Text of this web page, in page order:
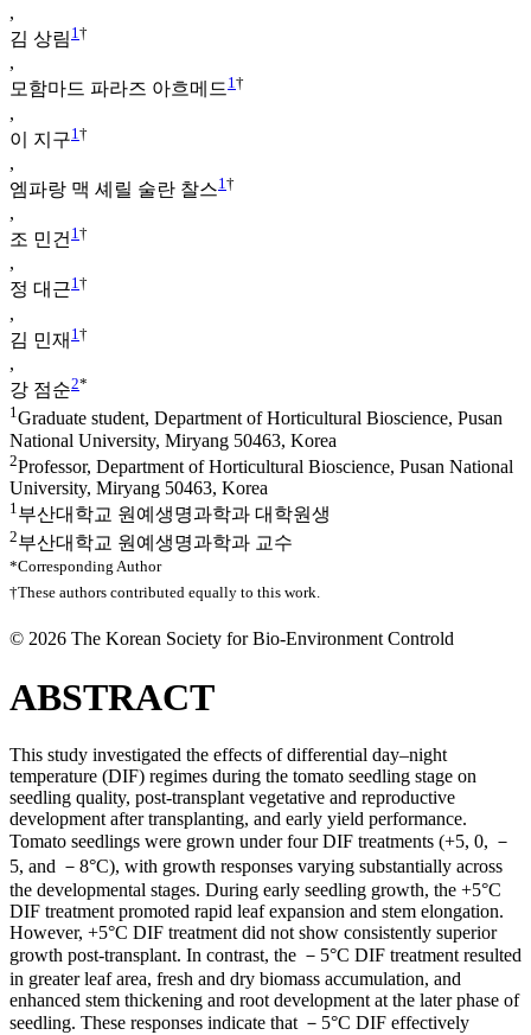
,
김 상림 1 †
,
모함마드 파라즈 아흐메드1†
,
이 지구1 †
,
엠파랑 맥 셰릴 술란 찰스1 †
,
조 민건 1†
,
정 대근1†
,
김 민재 1 †
,
강 점순2*
1Graduate student, Department of Horticultural Bioscience, Pusan
National University, Miryang 50463, Korea
2Professor, Department of Horticultural Bioscience, Pusan National
University, Miryang 50463, Korea
1부산대학교 원예생명과학과 대학원생
2부산대학교 원예생명과학과 교수
*Corresponding Author
†These authors contributed equally to this work.
© 2026 The Korean Society for Bio-Environment Controld
ABSTRACT
This study investigated the effects of differential day–night
temperature (DIF) regimes during the tomato seedling stage on
seedling quality, post-transplant vegetative and reproductive
development after transplanting, and early yield performance.
Tomato seedlings were grown under four DIF treatments (+5, 0, －
5, and －8°C), with growth responses varying substantially across
the developmental stages. During early seedling growth, the +5°C
DIF treatment promoted rapid leaf expansion and stem elongation.
However, +5°C DIF treatment did not show consistently superior
growth post-transplant. In contrast, the －5°C DIF treatment resulted
in greater leaf area, fresh and dry biomass accumulation, and
enhanced stem thickening and root development at the later phase of
seedling. These responses indicate that －5°C DIF effectively